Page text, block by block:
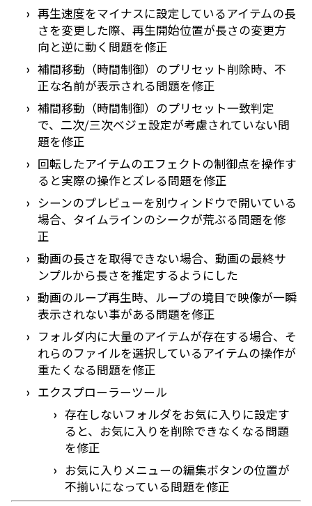
再生速度をマイナスに設定しているアイテムの長
さを変更した際、再生開始位置が長さの変更方
向と逆に動く問題を修正
補間移動（時間制御）のプリセット削除時、不
正な名前が表示される問題を修正
補間移動（時間制御）のプリセット一致判定
で、二次/三次ベジェ設定が考慮されていない問
題を修正
回転したアイテムのエフェクトの制御点を操作す
ると実際の操作とズレる問題を修正
シーンのプレビューを別ウィンドウで開いている
場合、タイムラインのシークが荒ぶる問題を修
正
動画の長さを取得できない場合、動画の最終サ
ンプルから長さを推定するようにした
動画のループ再生時、ループの境目で映像が一瞬
表示されない事がある問題を修正
フォルダ内に大量のアイテムが存在する場合、そ
れらのファイルを選択しているアイテムの操作が
重たくなる問題を修正
エクスプローラーツール
存在しないフォルダをお気に入りに設定す
ると、お気に入りを削除できなくなる問題
を修正
お気に入りメニューの編集ボタンの位置が
不揃いになっている問題を修正